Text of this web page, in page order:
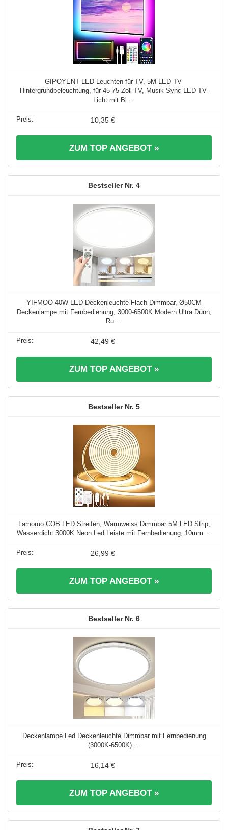
GIPOYENT LED-Leuchten für TV, 5M LED TV-
Hintergrundbeleuchtung, für 45-75 Zoll TV, Musik Sync LED TV-
Licht mit Bl ...
10,35 €
ZUM TOP ANGEBOT »
4
YIFMOO 40W LED Deckenleuchte Flach Dimmbar, Ø50CM
Deckenlampe mit Fernbedienung, 3000-6500K Modern Ultra Dünn,
Ru ...
42,49 €
ZUM TOP ANGEBOT »
5
Lamomo COB LED Streifen, Warmweiss Dimmbar 5M LED Strip,
Wasserdicht 3000K Neon Led Leiste mit Fernbedienung, 10mm ...
26,99 €
ZUM TOP ANGEBOT »
6
Deckenlampe Led Deckenleuchte Dimmbar mit Fernbedienung
(3000K-6500K) ...
16,14 €
ZUM TOP ANGEBOT »